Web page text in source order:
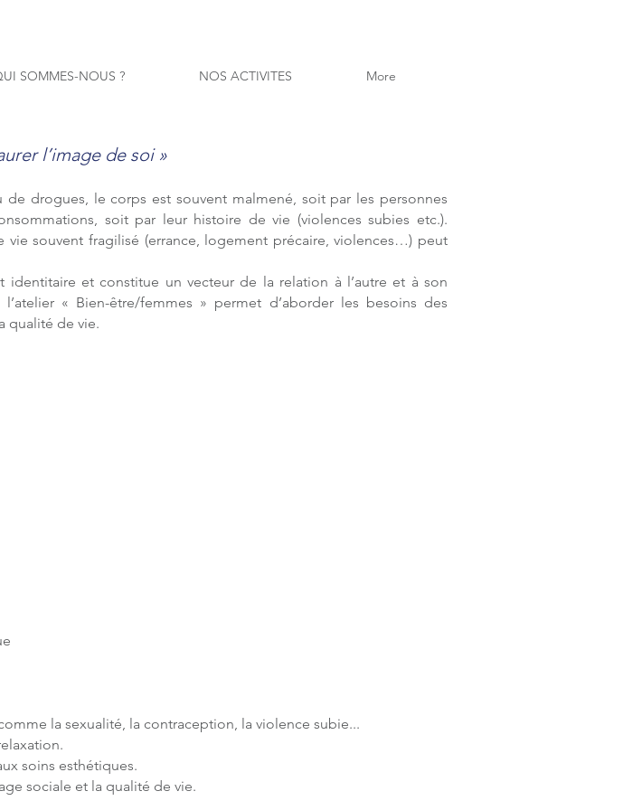
SOMMES-NOUS ? NOS ACTIVITES More
l’image de soi »
de drogues, le corps est souvent malmené, soit par les personnes
soit par leur histoire de vie (violences subies etc.).
souvent fragilisé (errance, logement précaire, violences…) peut
et constitue un vecteur de la relation à l’autre et à son
« Bien-être/femmes » permet d’aborder les besoins des
qualité de vie.
la sexualité, la contraception, la violence subie...
soins esthétiques.
sociale et la qualité de vie.